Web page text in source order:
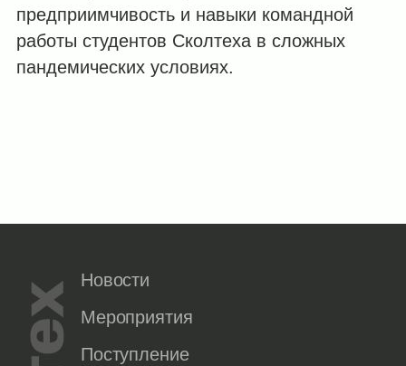
предприимчивость и навыки командной
работы студентов Сколтеха в сложных
пандемических условиях.
Новости
Мероприятия
Поступление